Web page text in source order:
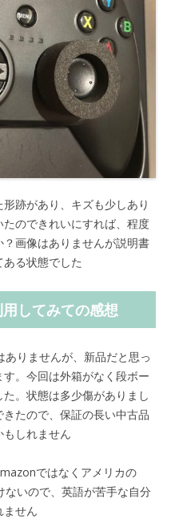
跡があり、キズも少しあり
のできれいにすれば、程度
画像はありませんが説明書
る状態でした
してみての感想
りませんが、新品だと思っ
。今回は外箱がなく段ボー
。状態は多少傷がありまし
たので、保証の長い中古品
しれません
ではなくアメリカの
いので、英語が苦手な自分
ません